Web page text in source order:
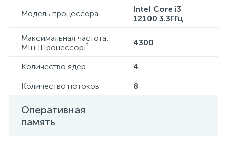
Модель процессора
Intel Core i3
12100 3.3ГГц
Максимальная частота,
МГц [Процессор]? 4300
Количество ядер
4
Количество потоков
8
Оперативная
память